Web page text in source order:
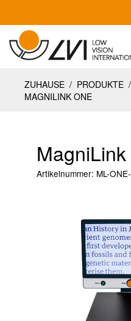
ZUHAUSE / PRODUKTE /
MAGNILINK ONE
Artikelnummer: ML-